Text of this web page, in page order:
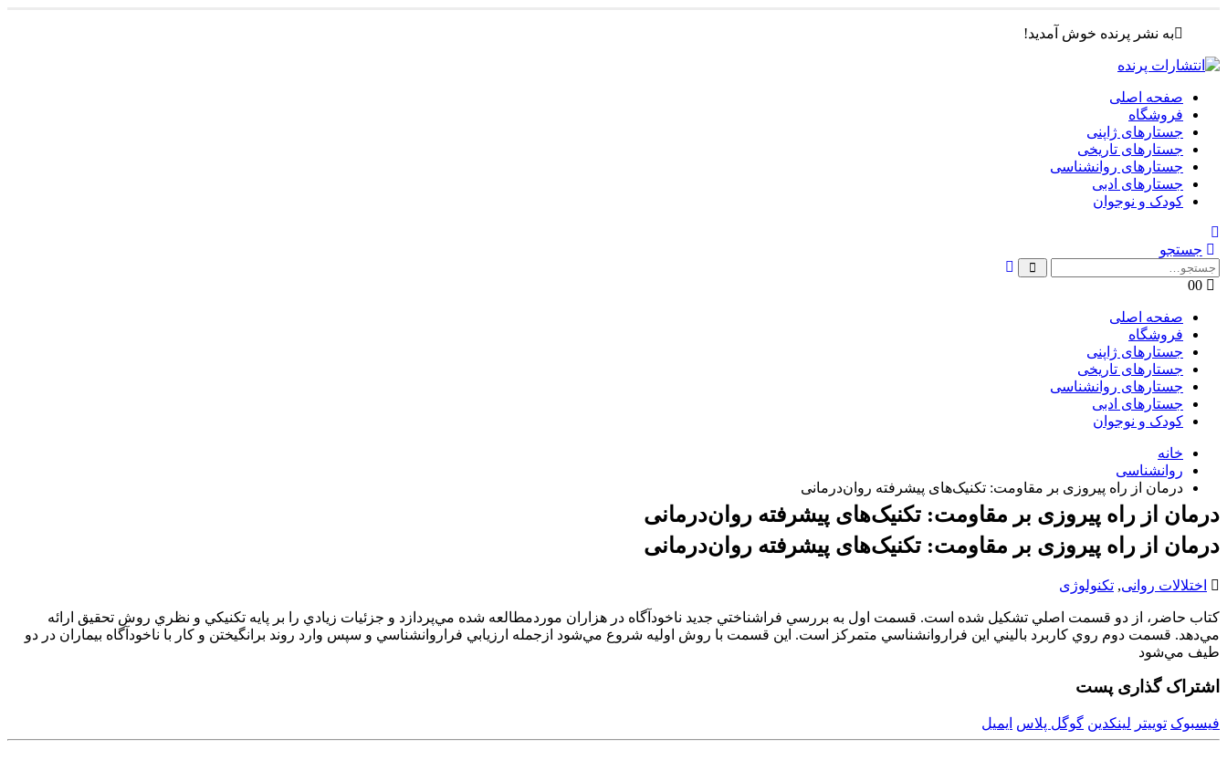
به نشر پرنده خوش آمدید!
صفحه اصلی
فروشگاه
جستارهای ژاپنی
جستارهای تاریخی
جستارهای روانشناسی
جستارهای ادبی
کودک و نوجوان
جستجو
00
صفحه اصلی
فروشگاه
جستارهای ژاپنی
جستارهای تاریخی
جستارهای روانشناسی
جستارهای ادبی
کودک و نوجوان
خانه
روانشناسی
درمان از راه پیروزی بر مقاومت: تکنیک‌های پیشرفته روان‌درمانی
درمان از راه پیروزی بر مقاومت: تکنیک‌های پیشرفته روان‌درمانی
درمان از راه پیروزی بر مقاومت: تکنیک‌های پیشرفته روان‌درمانی
اختلالات روانی, تکنولوژی
کتاب حاضر، از دو قسمت اصلي تشکيل شده است. قسمت اول به بررسي فراشناختي جديد ناخودآگاه در هزاران موردمطالعه شده مي‌پردازد و جزئيات زيادي را بر پايه تکنيکي و نظري روش تحقيق ارائه
مي‌دهد. قسمت دوم روي کاربرد باليني اين فراروانشناسي متمرکز است. اين قسمت با روش اوليه شروع مي‌شود ازجمله ارزيابي فراروانشناسي و سپس وارد روند برانگيختن و کار با ناخودآگاه بيماران در دو
طيف مي‌شود
اشتراک گذاری پست
فیسبوک توییتر لینکدین گوگل پلاس ایمیل